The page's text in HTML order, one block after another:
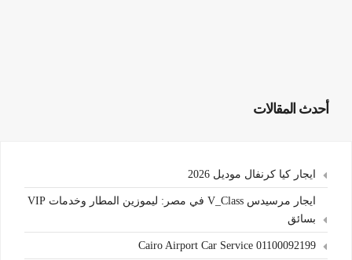
أحدث المقالات
ايجار كيا كرنفال موديل 2026
ايجار مرسيدس V_Class في مصر: ليموزين المطار وخدمات VIP
بسائق
Cairo Airport Car Service 01100092199